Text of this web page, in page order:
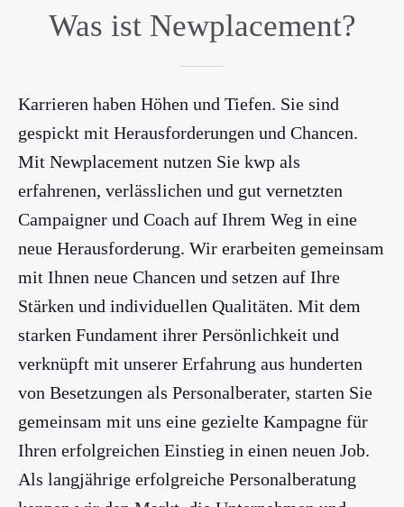
Was ist Newplacement?
Karrieren haben Höhen und Tiefen. Sie sind
gespickt mit Herausforderungen und Chancen.
Mit Newplacement nutzen Sie kwp als
erfahrenen, verlässlichen und gut vernetzten
Campaigner und Coach auf Ihrem Weg in eine
neue Herausforderung. Wir erarbeiten gemeinsam
mit Ihnen neue Chancen und setzen auf Ihre
Stärken und individuellen Qualitäten. Mit dem
starken Fundament ihrer Persönlichkeit und
verknüpft mit unserer Erfahrung aus hunderten
von Besetzungen als Personalberater, starten Sie
gemeinsam mit uns eine gezielte Kampagne für
Ihren erfolgreichen Einstieg in einen neuen Job.
Als langjährige erfolgreiche Personalberatung